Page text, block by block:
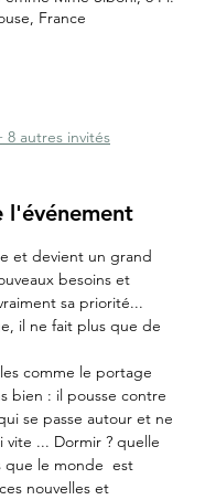
France
8 autres invités
l'événement
et devient un grand
besoins et
sa priorité...
il ne fait plus que de
comme le portage
bien : il pousse contre
se passe autour et ne
vite ... Dormir ? quelle
le monde  est
nouvelles et